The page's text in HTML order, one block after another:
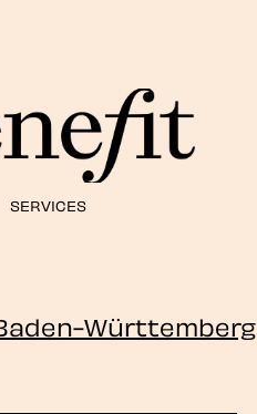
SERVICES
Württemberg